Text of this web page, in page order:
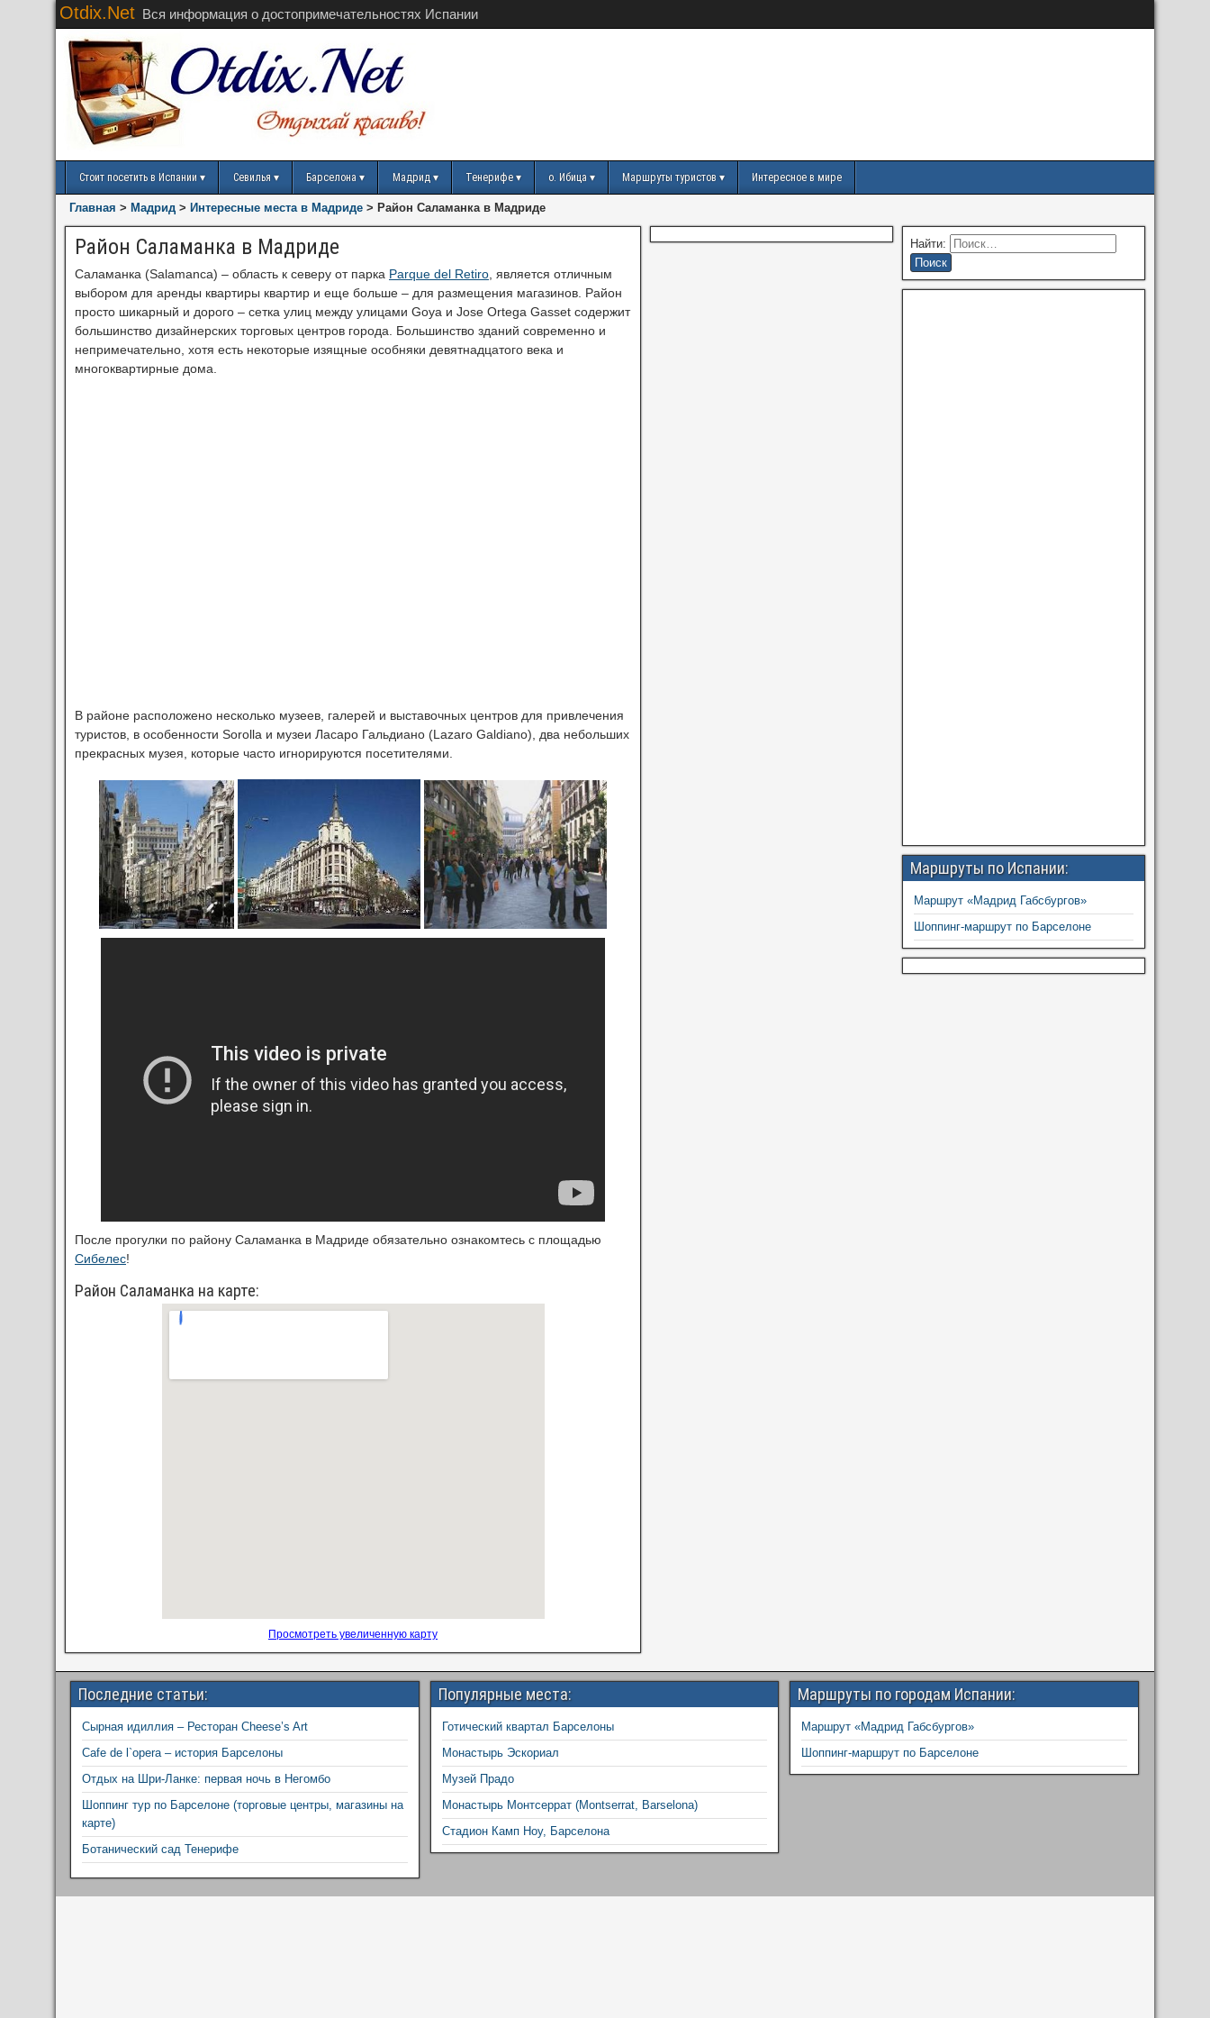
Otdix.Net Вся информация о достопримечательностях Испании
Стоит посетить в Испании Севилья Барселона Мадрид Тенерифе о. Ибица Маршруты туристов Интересное в мире
Главная > Мадрид > Интересные места в Мадриде > Район Саламанка в Мадриде
Район Саламанка в Мадриде
Саламанка (Salamanca) – область к северу от парка Parque del Retiro , является отличным
выбором для аренды квартиры квартир и еще больше – для размещения магазинов. Район
просто шикарный и дорого – сетка улиц между улицами Goya и Jose Ortega Gasset содержит
большинство дизайнерских торговых центров города. Большинство зданий современно и
непримечательно, хотя есть некоторые изящные особняки девятнадцатого века и
многоквартирные дома.
В районе расположено несколько музеев, галерей и выставочных центров для привлечения
туристов, в особенности Sorolla и музеи Ласаро Гальдиано (Lazaro Galdiano), два небольших
прекрасных музея, которые часто игнорируются посетителями.
После прогулки по району Саламанка в Мадриде обязательно ознакомтесь с площадью
Сибелес!
Район Саламанка на карте:
Просмотреть увеличенную карту
Найти:
Маршруты по Испании:
Маршрут «Мадрид Габсбургов»
Шоппинг-маршрут по Барселоне
Последние статьи:
Сырная идиллия – Ресторан Cheese’s Art
Cafe de l`opera – история Барселоны
Отдых на Шри-Ланке: первая ночь в Негомбо
Шоппинг тур по Барселоне (торговые центры, магазины на
карте)
Ботанический сад Тенерифе
Популярные места:
Готический квартал Барселоны
Монастырь Эскориал
Музей Прадо
Монастырь Монтсеррат (Montserrat, Barselona)
Стадион Камп Ноу, Барселона
Маршруты по городам Испании:
Маршрут «Мадрид Габсбургов»
Шоппинг-маршрут по Барселоне